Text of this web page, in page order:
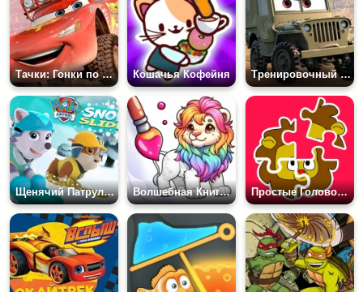
Тачки: Гонки по Бездорожью Кошачья Кофейня Тренировочный Заезд: Молния Маквин
Щенячий Патруль: Вниз по Склону Волшебная Книга Раскрасок Простые Головоломки